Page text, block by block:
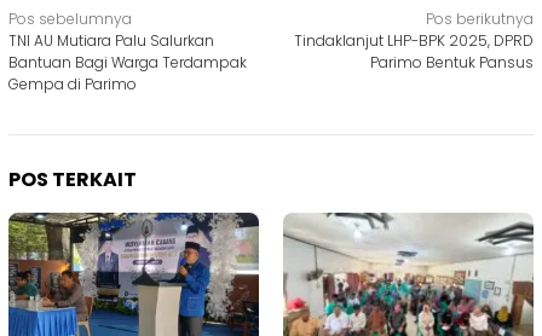
Navigasi
pos
Pos sebelumnya
TNI AU Mutiara Palu Salurkan
Bantuan Bagi Warga Terdampak
Gempa di Parimo
Pos berikutnya
Tindaklanjut LHP-BPK 2025, DPRD
Parimo Bentuk Pansus
POS TERKAIT